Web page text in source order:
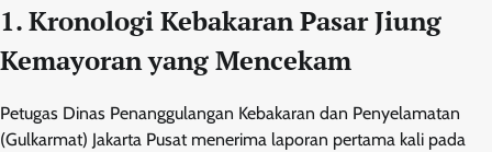
1. Kronologi Kebakaran Pasar Jiung
Kemayoran yang Mencekam
Petugas Dinas Penanggulangan Kebakaran dan Penyelamatan
(Gulkarmat) Jakarta Pusat menerima laporan pertama kali pada